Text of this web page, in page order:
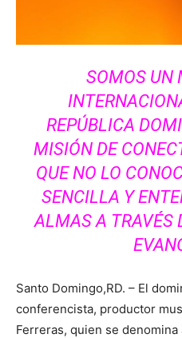
SOMOS UN
REPÚBLICA
MISIÓN DE
QUE NO LO
SENCILLA Y
ALMAS A TRAVÉS
Santo Domingo,RD. – El
conferencista, productor
Ferreras, quien se